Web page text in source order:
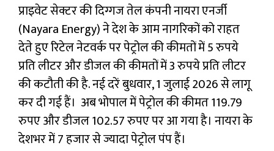
प्राइवेट सेक्टर की दिग्गज तेल कंपनी नायरा एनर्जी
(Nayara Energy) ने देश के आम नागरिकों को राहत
देते हुए रिटेल नेटवर्क पर पेट्रोल की कीमतों में 5 रुपये
प्रति लीटर और डीजल की कीमतों में 3 रुपये प्रति लीटर
की कटौती की है. नई दरें बुधवार, 1 जुलाई 2026 से लागू
कर दी गई हैं। अब भोपाल में पेट्रोल की कीमत 119.79
रुपए और डीजल 102.57 रुपए पर आ गया है। नायरा के
देशभर में 7 हजार से ज्यादा पेट्रोल पंप हैं।